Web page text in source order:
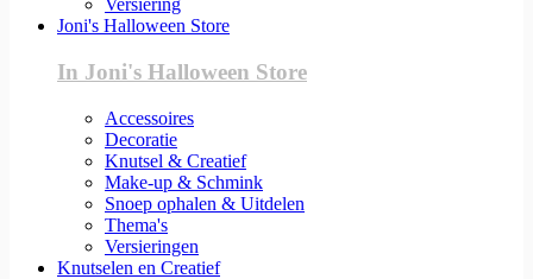
Versiering
Joni's Halloween Store
In Joni's Halloween Store
Accessoires
Decoratie
Knutsel & Creatief
Make-up & Schmink
Snoep ophalen & Uitdelen
Thema's
Versieringen
Knutselen en Creatief